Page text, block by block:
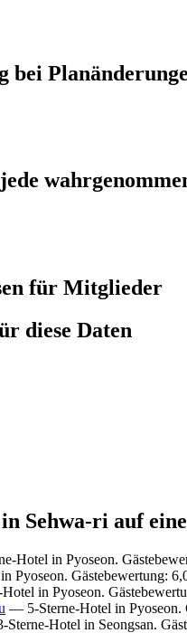
bei
für Mitglieder
diese Daten
Sehwa-ri auf
Hotel in Pyoseon.
Pyoseon. Gästebewertung:
in Pyoseon.
— 5-Sterne-Hotel in Pyoseon.
Hotel in Seongsan.